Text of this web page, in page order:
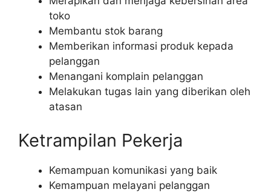
toko
Membantu stok barang
Memberikan informasi produk kepada
pelanggan
Menangani komplain pelanggan
Melakukan tugas lain yang diberikan oleh
atasan
Ketrampilan Pekerja
Kemampuan komunikasi yang baik
Kemampuan melayani pelanggan